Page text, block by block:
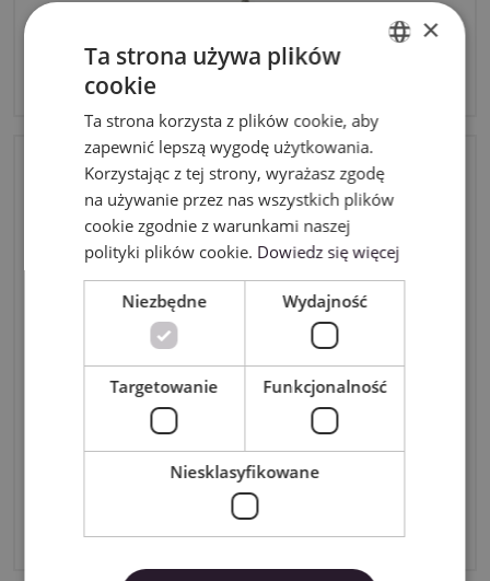
Narzędzie do grawerowania Silhouette Curio 2
189,99zł brutto
Zestaw do grawerowania Silhouette Curio 2
348,58zł brutto
POLISH
×
Ta strona używa plików
cookie
Ta strona korzysta z plików cookie, aby
zapewnić lepszą wygodę użytkowania.
Korzystając z tej strony, wyrażasz zgodę
na używanie przez nas wszystkich plików
cookie zgodnie z warunkami naszej
polityki plików cookie. Dowiedz się więcej
Niezbędne Wydajność
Targetowanie Funkcjonalność
Niesklasyfikowane